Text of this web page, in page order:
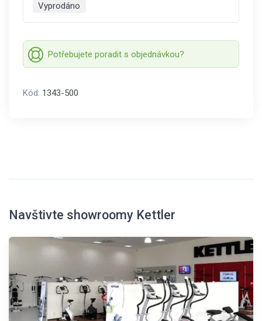
Vyprodáno
Potřebujete poradit s objednávkou?
Kód: 1343-500
Navštivte showroomy Kettler